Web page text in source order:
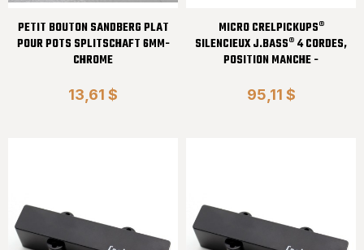
PETIT BOUTON SANDBERG PLAT
POUR POTS SPLITSCHAFT 6MM-
CHROME
13,61 $
MICRO CRELPICKUPS®
SILENCIEUX J.BASS® 4 CORDES,
POSITION MANCHE -
95,11 $